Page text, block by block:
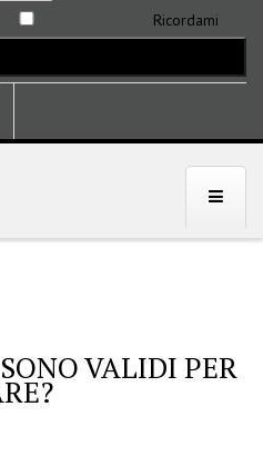
Ricordami
VALIDI PER